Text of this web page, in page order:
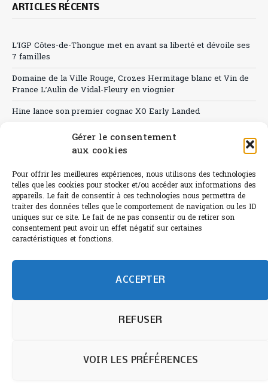
Gérer le consentement
aux cookies
Pour offrir les meilleures expériences, nous utilisons des technologies
telles que les cookies pour stocker et/ou accéder aux informations des
appareils. Le fait de consentir à ces technologies nous permettra de
traiter des données telles que le comportement de navigation ou les ID
uniques sur ce site. Le fait de ne pas consentir ou de retirer son
consentement peut avoir un effet négatif sur certaines
caractéristiques et fonctions.
ACCEPTER
REFUSER
VOIR LES PRÉFÉRENCES
ARTICLES RÉCENTS
L’IGP Côtes-de-Thongue met en avant sa liberté et dévoile ses
7 familles
Domaine de la Ville Rouge, Crozes Hermitage blanc et Vin de
France L’Aulin de Vidal-Fleury en viognier
Hine lance son premier cognac XO Early Landed
Canicule : A quand le CHR à « l’heure espagnole » ?
Sélection de rosés 2026
L'abus d'alcool est dangereux pour la santé.
humain et 0% IA de Paris Bistro Editions - SARL de Presse -
Informations légales etRGPD